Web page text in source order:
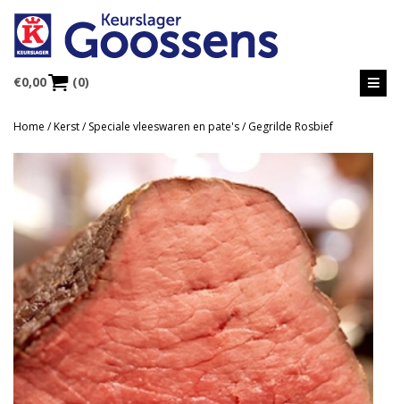
€0,00 (0)
Home /Kerst/Speciale vleeswaren en pate's/ Gegrilde Rosbief